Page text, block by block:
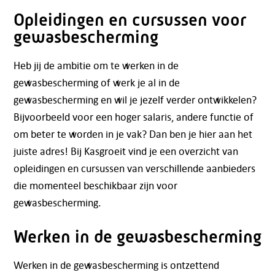
E-mail:
info@kasgroeit.nl
Adviesgesprek
Contactformulier
Opleidingen en cursussen voor
gewasbescherming
Heb jij de ambitie om te werken in de
gewasbescherming of werk je al in de
gewasbescherming en wil je jezelf verder ontwikkelen?
Bijvoorbeeld voor een hoger salaris, andere functie of
om beter te worden in je vak? Dan ben je hier aan het
juiste adres! Bij Kasgroeit vind je een overzicht van
opleidingen en cursussen van verschillende aanbieders
die momenteel beschikbaar zijn voor
gewasbescherming.
Werken in de gewasbescherming
Werken in de gewasbescherming is ontzettend